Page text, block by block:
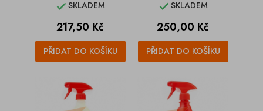
SKLADEM
Cena
217,50 Kč
PŘIDAT DO KOŠÍKU
SKLADEM
Cena
250,00 Kč
PŘIDAT DO KOŠÍKU